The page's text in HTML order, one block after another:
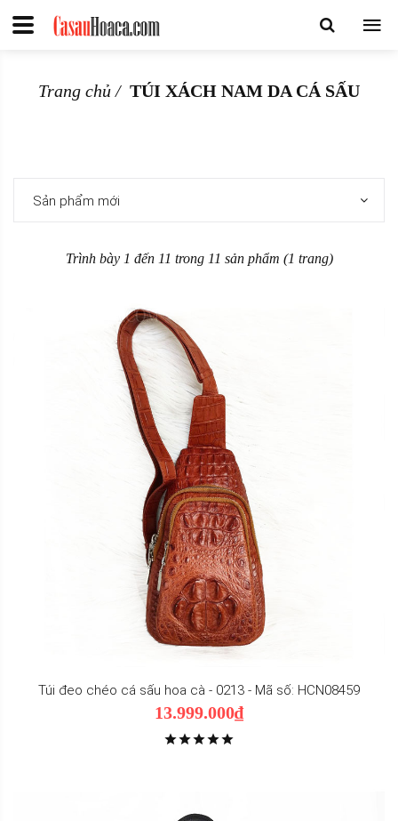
Trang chủ TÚI XÁCH NAM DA CÁ SẤU
Sản phẩm mới
Trình bày 1 đến 11 trong 11 sản phẩm (1 trang)
Túi đeo chéo cá sấu hoa cà - 0213 - Mã số: HCN08459
13.999.000₫